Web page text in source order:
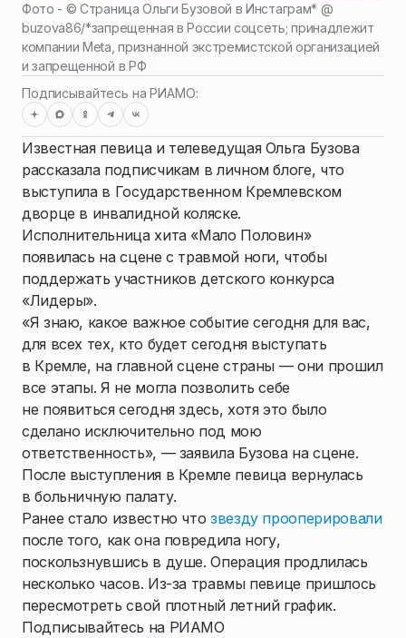
Фото - ©Страница Ольги Бузовой в Инстаграм* @
buzova86/*запрещенная в России соцсеть; принадлежит
компании Meta, признанной экстремистской организацией
и запрещенной в РФ
Подписывайтесь на РИАМО:
Известная певица и телеведущая Ольга Бузова
рассказала подписчикам в личном блоге, что
выступила в Государственном Кремлевском
дворце в инвалидной коляске.
Исполнительница хита «Мало Половин»
появилась на сцене с травмой ноги, чтобы
поддержать участников детского конкурса
«Лидеры».
«Я знаю, какое важное событие сегодня для вас,
для всех тех, кто будет сегодня выступать
в Кремле, на главной сцене страны — они прошил
все этапы. Я не могла позволить себе
не появиться сегодня здесь, хотя это было
сделано исключительно под мою
ответственность», — заявила Бузова на сцене.
После выступления в Кремле певица вернулась
в больничную палату.
Ранее стало известно что звезду прооперировали
после того, как она повредила ногу,
поскользнувшись в душе. Операция продлилась
несколько часов. Из-за травмы певице пришлось
пересмотреть свой плотный летний график.
Подписывайтесь на РИАМО